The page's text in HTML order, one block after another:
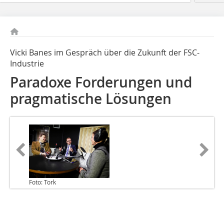
Vicki Banes im Gespräch über die Zukunft der FSC-
Industrie
Paradoxe Forderungen und
prag­matische Lösungen
Foto: Tork